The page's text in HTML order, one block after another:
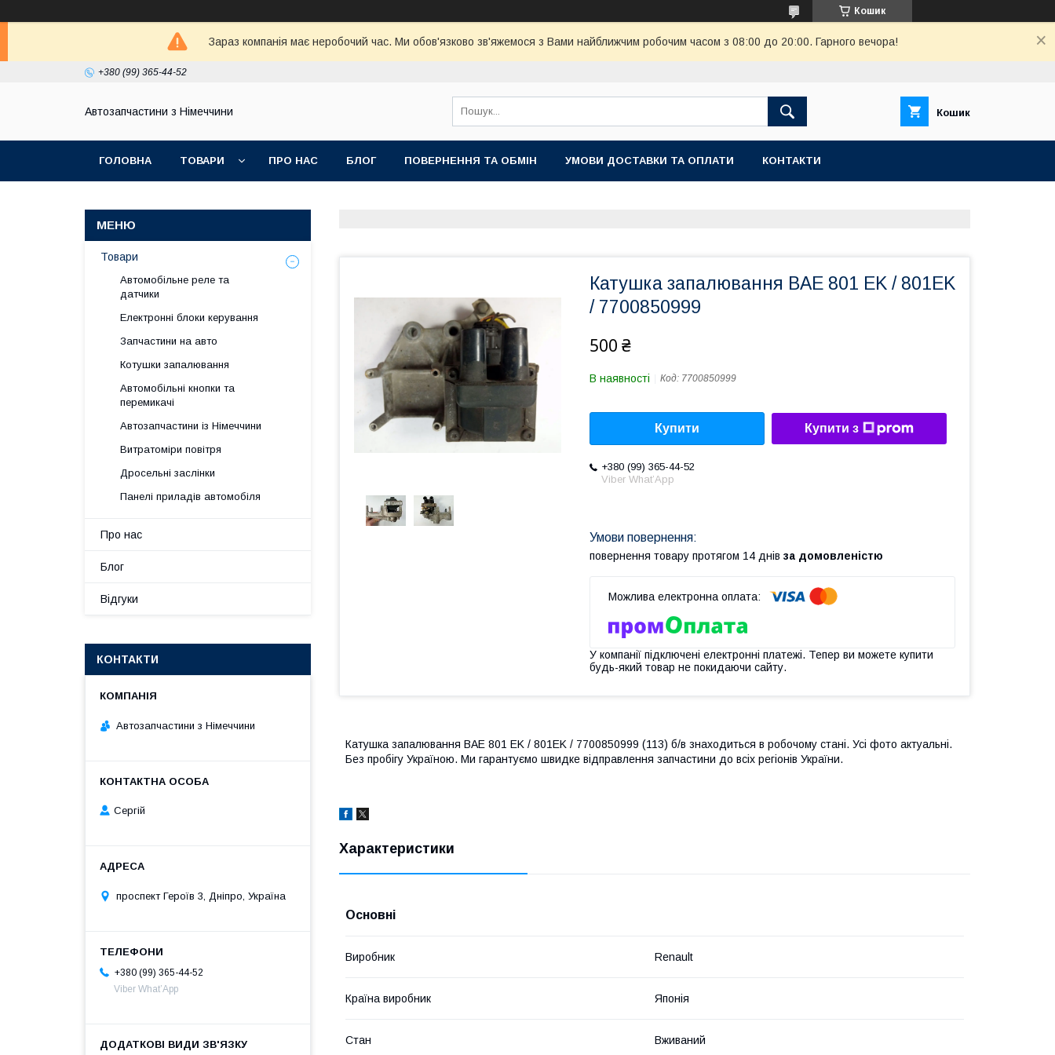
Кошик
Зараз компанія має неробочий час. Ми обов'язково зв'яжемося з Вами найближчим робочим часом з 08:00 до 20:00. Гарного вечора!
+380 (99) 365-44-52
Автозапчастини з Німеччини Кошик
ГОЛОВНА ТОВАРИ ПРО НАС БЛОГ ПОВЕРНЕННЯ ТА ОБМІН УМОВИ ДОСТАВКИ ТА ОПЛАТИ КОНТАКТИ
Катушка запалювання BAE 801 EK / 801EK
/ 7700850999
500 ₴
В наявності Код: 7700850999
Купити Купити з
+380 (99) 365-44-52
Viber What’App
повернення товару протягом 14 днів за домовленістю
У компанії підключені електронні платежі. Тепер ви можете купити
будь-який товар не покидаючи сайту.
Катушка запалювання BAE 801 EK / 801EK / 7700850999 (113) б/в знаходиться в робочому стані. Усі фото актуальні.
Без пробігу Україною. Ми гарантуємо швидке відправлення запчастини до всіх регіонів України.
Характеристики
Основні
Виробник Renault
Країна виробник Японія
Стан Вживаний
Товари
Автомобільне реле та
датчики
Електронні блоки керування
Запчастини на авто
Котушки запалювання
Автомобільні кнопки та
перемикачі
Автозапчастини із Німеччини
Витратоміри повітря
Дросельні заслінки
Панелі приладів автомобіля
Про нас
Блог
Відгуки
КОНТАКТИ
Автозапчастини з Німеччини
Сергій
проспект Героїв 3, Дніпро, Україна
+380 (99) 365-44-52
Viber What’App